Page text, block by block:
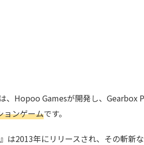
、Hopoo Gamesが開発し、Gearbox
ョンゲームです。
は2013年にリリースされ、その斬新